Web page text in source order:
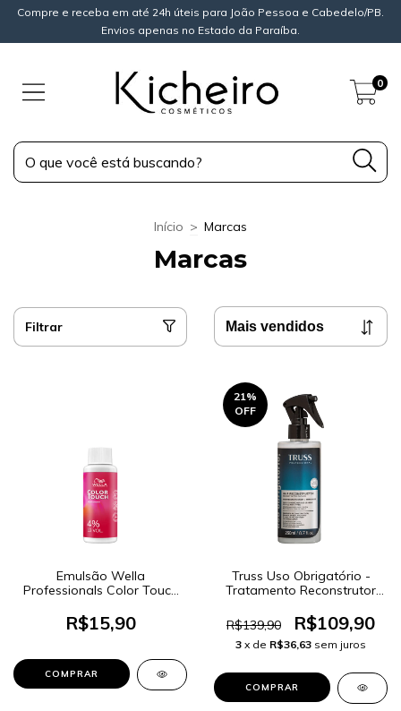
Compre e receba em até 24h úteis para João Pessoa e Cabedelo/PB.
Envios apenas no Estado da Paraíba.
0
Início > Marcas
Marcas
Filtrar
Emulsão Wella
Professionals Color Touch
R$15,90
21%
OFF
Truss Uso Obrigatório -
Tratamento Reconstrutor
R$139,90
R$109,90
3 x de R$36,63 sem juros